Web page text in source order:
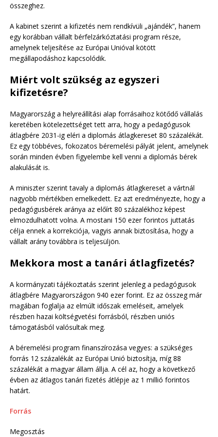
összeghez.
A kabinet szerint a kifizetés nem rendkívüli „ajándék”, hanem
egy korábban vállalt bérfelzárkóztatási program része,
amelynek teljesítése az Európai Unióval kötött
megállapodáshoz kapcsolódik.
Miért volt szükség az egyszeri
kifizetésre?
Magyarország a helyreállítási alap forrásaihoz kötődő vállalás
keretében kötelezettséget tett arra, hogy a pedagógusok
átlagbére 2031-ig eléri a diplomás átlagkereset 80 százalékát.
Ez egy többéves, fokozatos béremelési pályát jelent, amelynek
során minden évben figyelembe kell venni a diplomás bérek
alakulását is.
A miniszter szerint tavaly a diplomás átlagkereset a vártnál
nagyobb mértékben emelkedett. Ez azt eredményezte, hogy a
pedagógusbérek aránya az előírt 80 százalékhoz képest
elmozdulhatott volna. A mostani 150 ezer forintos juttatás
célja ennek a korrekciója, vagyis annak biztosítása, hogy a
vállalt arány továbbra is teljesüljön.
Mekkora most a tanári átlagfizetés?
A kormányzati tájékoztatás szerint jelenleg a pedagógusok
átlagbére Magyarországon 940 ezer forint. Ez az összeg már
magában foglalja az elmúlt időszak emeléseit, amelyek
részben hazai költségvetési forrásból, részben uniós
támogatásból valósultak meg.
A béremelési program finanszírozása vegyes: a szükséges
forrás 12 százalékát az Európai Unió biztosítja, míg 88
százalékát a magyar állam állja. A cél az, hogy a következő
évben az átlagos tanári fizetés átlépje az 1 millió forintos
határt.
Forrás
Megosztás